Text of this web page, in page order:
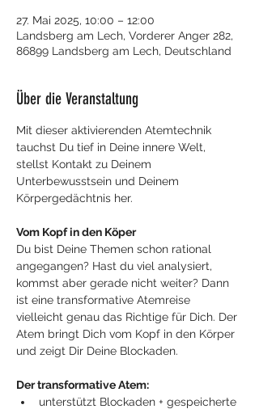
27. Mai 2025, 10:00 – 12:00
Landsberg am Lech, Vorderer Anger 282,
86899 Landsberg am Lech, Deutschland
Über die Veranstaltung
Mit dieser aktivierenden Atemtechnik
tauchst Du tief in Deine innere Welt,
stellst Kontakt zu Deinem
Unterbewusstsein und Deinem
Körpergedächtnis her.
Vom Kopf in den Köper
Du bist Deine Themen schon rational
angegangen? Hast du viel analysiert,
kommst aber gerade nicht weiter? Dann
ist eine transformative Atemreise
vielleicht genau das Richtige für Dich. Der
Atem bringt Dich vom Kopf in den Körper
und zeigt Dir Deine Blockaden.
Der transformative Atem:
unterstützt Blockaden + gespeicherte